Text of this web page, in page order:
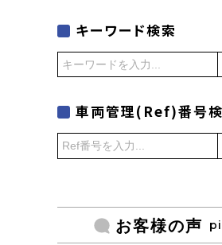
キーワード検索
車両管理(Ref)番号
お客様の声